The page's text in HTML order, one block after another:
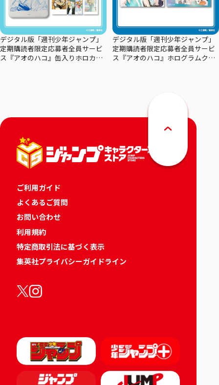
デジタル版「週刊少年ジャンプ」
定期購読者限定応募者全員サービ
ス『アオのハコ』缶入りホロカー
デジタル版「週刊少年ジャンプ」
定期購読者限定応募者全員サービ
ス『アオのハコ』ホログラムクリ
ご利用ガイド
よくあるご質問
お問い合わせ
利用規約
特定商取引法に基づく表示
集英社プライバシーガイドライン